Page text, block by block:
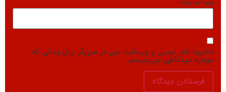
ذخیره نام، ایمیل و وبسایت من در مرورگر برای زمانی که
دوباره دیدگاهی می‌نویسم.